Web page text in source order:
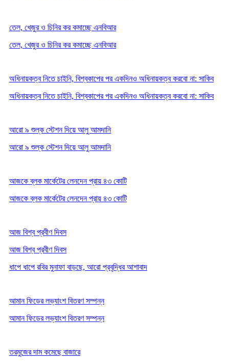
তেল, খেজুর ও চিনির কর কমাচ্ছে এনবিআর
তেল, খেজুর ও চিনির কর কমাচ্ছে এনবিআর
অধিনায়কত্ব নিতে চাইনি, বিশ্বকাপের পর একদিনও অধিনায়কত্ব করবো না: সাকিব
অধিনায়কত্ব নিতে চাইনি, বিশ্বকাপের পর একদিনও অধিনায়কত্ব করবো না: সাকিব
আরো ৯ শুল্ক স্টেশন দিয়ে আলু আমদানি
আরো ৯ শুল্ক স্টেশন দিয়ে আলু আমদানি
আজকে ব্লক মার্কেটের লেনদেন প্রায় ৪৩ কোটি
আজকে ব্লক মার্কেটের লেনদেন প্রায় ৪৩ কোটি
আজ বিশ্ব প্রবীণ দিবস
আজ বিশ্ব প্রবীণ দিবস
ধাপে ধাপে রবির মুনাফা বাড়ছে, আরো প্রবৃদ্ধির আশাবাদ
আমান ফিডের লভ্যাংশ বিতরণ সম্পন্ন
আমান ফিডের লভ্যাংশ বিতরণ সম্পন্ন
তরমুজের দাম কমেছে বাজারে